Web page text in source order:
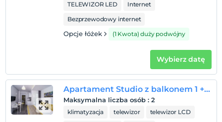
Zasady hotelu
Wymeldować się
Przed 11:00
Zwierzęta
Zwierzęta niedozwolone
TELEWIZOR LED
Internet
Bezprzewodowy internet
Opcje łóżek (1 Kwota) duży podwójny
Wybierz datę
Apartament Studio z balkonem 1 + 0
Maksymalna liczba osób : 2
klimatyzacja telewizor
telewizor LCD